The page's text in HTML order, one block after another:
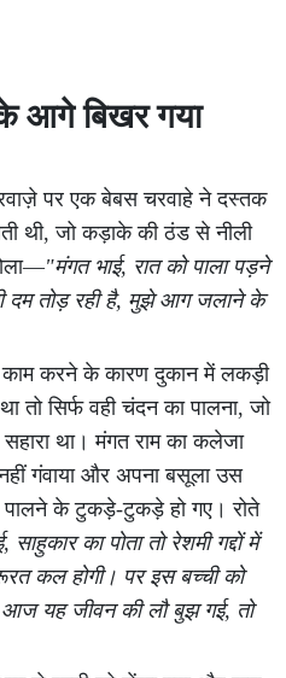
आगे बिखर गया
पर एक बेबस चरवाहे ने दस्तक
थी, जो कड़ाके की ठंड से नीली
"मंगत भाई, रात को पाला पड़ने
दम तोड़ रही है, मुझे आग जलाने के
काम करने के कारण दुकान में लकड़ी
तो सिर्फ वही चंदन का पालना, जो
था। मंगत राम का कलेजा
गंवाया और अपना बसूला उस
पालने के टुकड़े-टुकड़े हो गए। रोते
साहुकार का पोता तो रेशमी गद्दों में
कल होगी। पर इस बच्ची को
यह जीवन की लौ बुझ गई, तो